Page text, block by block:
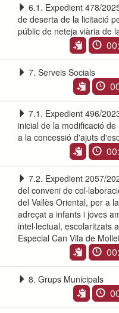
6.1. Expedient 478/
de deserta de la licitació
públic de neteja viària de
7. Serveis Socials
7.1. Expedient 496/
inicial de la modificació
a la concessió d'ajuts
7.2. Expedient 2057/
del conveni de
del Vallès Oriental, per a
adreçat a infants i joves
intel·lectual, escolaritzats
Especial Can Vila de
8. Grups Municipals